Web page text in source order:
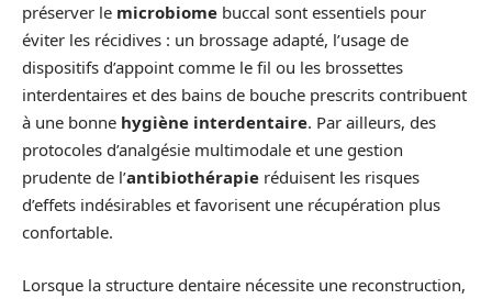
préserver le microbiome buccal sont essentiels pour
éviter les récidives : un brossage adapté, l’usage de
dispositifs d’appoint comme le fil ou les brossettes
interdentaires et des bains de bouche prescrits contribuent
à une bonne hygiène interdentaire. Par ailleurs, des
protocoles d’analgésie multimodale et une gestion
prudente de l’antibiothérapie réduisent les risques
d’effets indésirables et favorisent une récupération plus
confortable.
Lorsque la structure dentaire nécessite une reconstruction,